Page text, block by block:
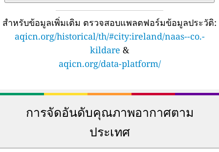
สำหรับข้อมูลเพิ่มเติม ตรวจสอบแพลตฟอร์มข้อมูลประวัติ:
aqicn.org/historical/th/#city:ireland/naas--co.-
kildare &
aqicn.org/data-platform/
การจัดอันดับคุณภาพอากาศตาม
ประเทศ